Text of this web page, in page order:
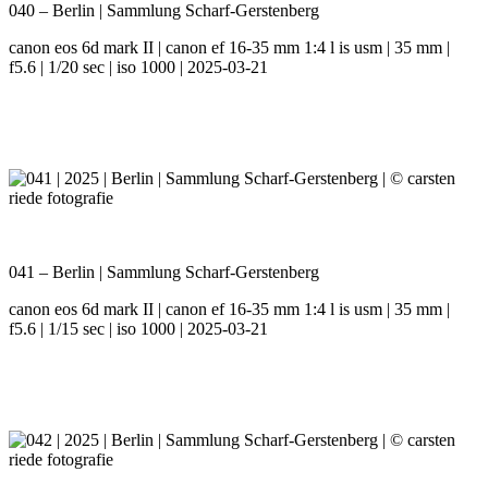
040 – Berlin | Sammlung Scharf-Gerstenberg
canon eos 6d mark II | canon ef 16-35 mm 1:4 l is usm | 35 mm |
f5.6 | 1/20 sec | iso 1000 | 2025-03-21
041 – Berlin | Sammlung Scharf-Gerstenberg
canon eos 6d mark II | canon ef 16-35 mm 1:4 l is usm | 35 mm |
f5.6 | 1/15 sec | iso 1000 | 2025-03-21